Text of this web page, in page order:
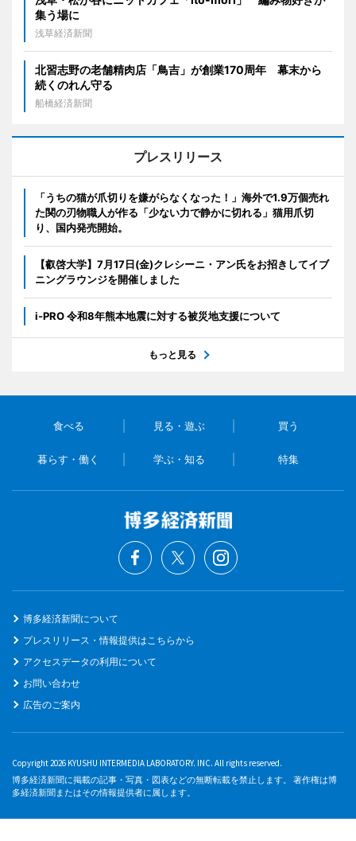
集う場に
浅草経済新聞
北習志野の老舗精肉店「鳥吉」が創業170周年 幕末から
続くのれん守る
船橋経済新聞
プレスリリース
「うちの猫が爪切りを嫌がらなくなった！」海外で1.9万個売れ
た関の刃物職人が作る「少ない力で静かに切れる」猫用爪切
り、国内発売開始。
【叡啓大学】7月17日(金)クレシーニ・アン氏をお招きしてイブ
ニングラウンジを開催しました
i-PRO 令和8年熊本地震に対する被災地支援について
もっと見る
食べる 見る・遊ぶ 買う
暮らす・働く 学ぶ・知る 特集
博多経済新聞について
プレスリリース・情報提供はこちらから
アクセスデータの利用について
お問い合わせ
広告のご案内
Copyright 2026 KYUSHU INTERMEDIA LABORATORY. INC. All rights reserved.
博多経済新聞に掲載の記事・写真・図表などの無断転載を禁止します。 著作権は博
多経済新聞またはその情報提供者に属します。